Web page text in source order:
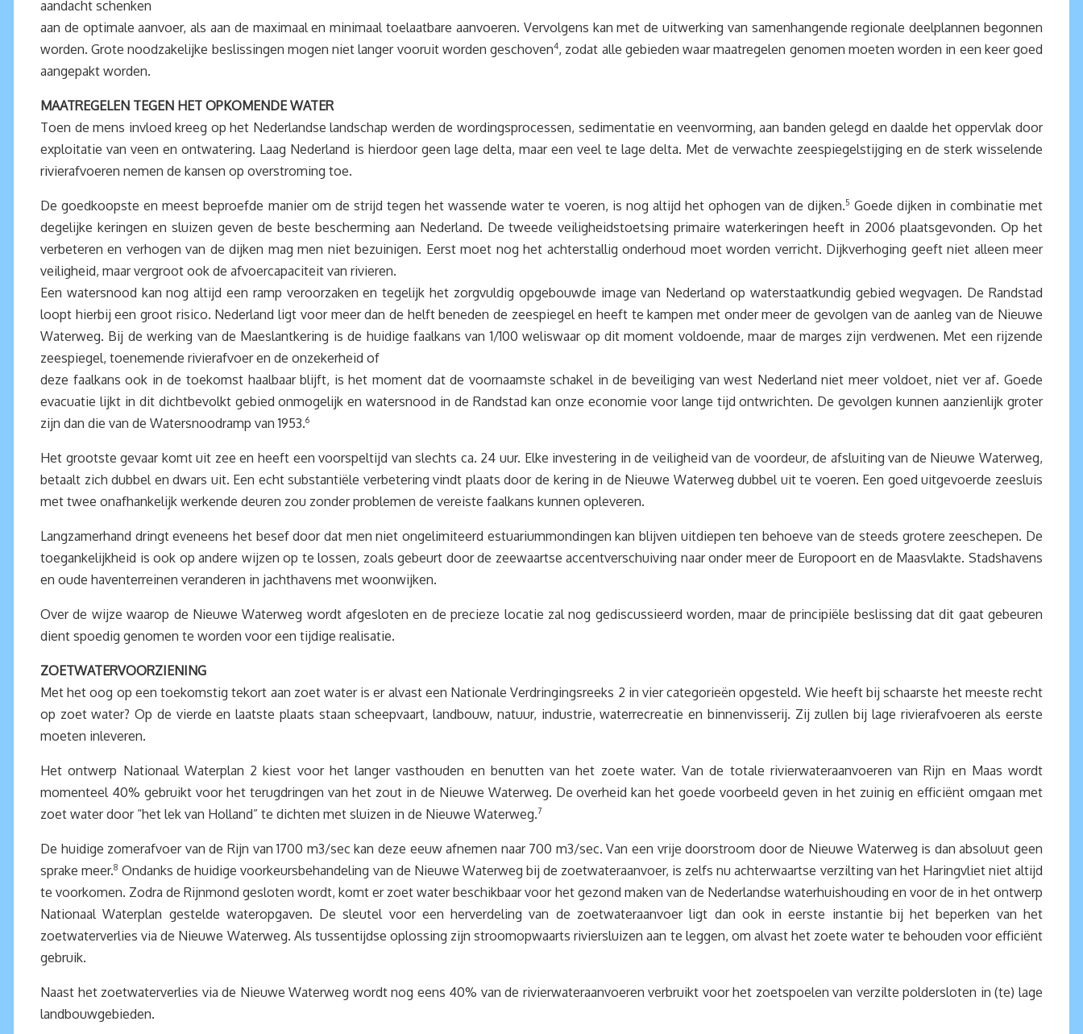
aandacht schenken
aan de optimale aanvoer, als aan de maximaal en minimaal toelaatbare aanvoeren. Vervolgens kan met de uitwerking van samenhangende regionale deelplannen begonnen
worden. Grote noodzakelijke beslissingen mogen niet langer vooruit worden geschoven4, zodat alle gebieden waar maatregelen genomen moeten worden in een keer goed
aangepakt worden.
MAATREGELEN TEGEN HET OPKOMENDE WATER
Toen de mens invloed kreeg op het Nederlandse landschap werden de wordingsprocessen, sedimentatie en veenvorming, aan banden gelegd en daalde het oppervlak door
exploitatie van veen en ontwatering. Laag Nederland is hierdoor geen lage delta, maar een veel te lage delta. Met de verwachte zeespiegelstijging en de sterk wisselende
rivierafvoeren nemen de kansen op overstroming toe.
De goedkoopste en meest beproefde manier om de strijd tegen het wassende water te voeren, is nog altijd het ophogen van de dijken.5 Goede dijken in combinatie met
degelijke keringen en sluizen geven de beste bescherming aan Nederland. De tweede veiligheidstoetsing primaire waterkeringen heeft in 2006 plaatsgevonden. Op het
verbeteren en verhogen van de dijken mag men niet bezuinigen. Eerst moet nog het achterstallig onderhoud moet worden verricht. Dijkverhoging geeft niet alleen meer
veiligheid, maar vergroot ook de afvoercapaciteit van rivieren.
Een watersnood kan nog altijd een ramp veroorzaken en tegelijk het zorgvuldig opgebouwde image van Nederland op waterstaatkundig gebied wegvagen. De Randstad
loopt hierbij een groot risico. Nederland ligt voor meer dan de helft beneden de zeespiegel en heeft te kampen met onder meer de gevolgen van de aanleg van de Nieuwe
Waterweg. Bij de werking van de Maeslantkering is de huidige faalkans van 1/100 weliswaar op dit moment voldoende, maar de marges zijn verdwenen. Met een rijzende
zeespiegel, toenemende rivierafvoer en de onzekerheid of
deze faalkans ook in de toekomst haalbaar blijft, is het moment dat de voornaamste schakel in de beveiliging van west Nederland niet meer voldoet, niet ver af. Goede
evacuatie lijkt in dit dichtbevolkt gebied onmogelijk en watersnood in de Randstad kan onze economie voor lange tijd ontwrichten. De gevolgen kunnen aanzienlijk groter
zijn dan die van de Watersnoodramp van 1953.6
Het grootste gevaar komt uit zee en heeft een voorspeltijd van slechts ca. 24 uur. Elke investering in de veiligheid van de voordeur, de afsluiting van de Nieuwe Waterweg,
betaalt zich dubbel en dwars uit. Een echt substantiële verbetering vindt plaats door de kering in de Nieuwe Waterweg dubbel uit te voeren. Een goed uitgevoerde zeesluis
met twee onafhankelijk werkende deuren zou zonder problemen de vereiste faalkans kunnen opleveren.
Langzamerhand dringt eveneens het besef door dat men niet ongelimiteerd estuariummondingen kan blijven uitdiepen ten behoeve van de steeds grotere zeeschepen. De
toegankelijkheid is ook op andere wijzen op te lossen, zoals gebeurt door de zeewaartse accentverschuiving naar onder meer de Europoort en de Maasvlakte. Stadshavens
en oude haventerreinen veranderen in jachthavens met woonwijken.
Over de wijze waarop de Nieuwe Waterweg wordt afgesloten en de precieze locatie zal nog gediscussieerd worden, maar de principiële beslissing dat dit gaat gebeuren
dient spoedig genomen te worden voor een tijdige realisatie.
ZOETWATERVOORZIENING
Met het oog op een toekomstig tekort aan zoet water is er alvast een Nationale Verdringingsreeks 2 in vier categorieën opgesteld. Wie heeft bij schaarste het meeste recht
op zoet water? Op de vierde en laatste plaats staan scheepvaart, landbouw, natuur, industrie, waterrecreatie en binnenvisserij. Zij zullen bij lage rivierafvoeren als eerste
moeten inleveren.
Het ontwerp Nationaal Waterplan 2 kiest voor het langer vasthouden en benutten van het zoete water. Van de totale rivierwateraanvoeren van Rijn en Maas wordt
momenteel 40% gebruikt voor het terugdringen van het zout in de Nieuwe Waterweg. De overheid kan het goede voorbeeld geven in het zuinig en efficiënt omgaan met
zoet water door “het lek van Holland” te dichten met sluizen in de Nieuwe Waterweg.7
De huidige zomerafvoer van de Rijn van 1700 m3/sec kan deze eeuw afnemen naar 700 m3/sec. Van een vrije doorstroom door de Nieuwe Waterweg is dan absoluut geen
sprake meer.8 Ondanks de huidige voorkeursbehandeling van de Nieuwe Waterweg bij de zoetwateraanvoer, is zelfs nu achterwaartse verzilting van het Haringvliet niet altijd
te voorkomen. Zodra de Rijnmond gesloten wordt, komt er zoet water beschikbaar voor het gezond maken van de Nederlandse waterhuishouding en voor de in het ontwerp
Nationaal Waterplan gestelde wateropgaven. De sleutel voor een herverdeling van de zoetwateraanvoer ligt dan ook in eerste instantie bij het beperken van het
zoetwaterverlies via de Nieuwe Waterweg. Als tussentijdse oplossing zijn stroomopwaarts riviersluizen aan te leggen, om alvast het zoete water te behouden voor efficiënt
gebruik.
Naast het zoetwaterverlies via de Nieuwe Waterweg wordt nog eens 40% van de rivierwateraanvoeren verbruikt voor het zoetspoelen van verzilte poldersloten in (te) lage
landbouwgebieden.